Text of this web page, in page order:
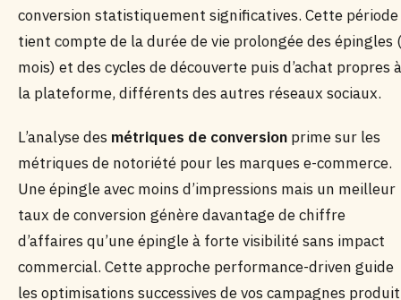
conversion statistiquement significatives. Cette période
tient compte de la durée de vie prolongée des épingles
mois) et des cycles de découverte puis d’achat propres à
la plateforme, différents des autres réseaux sociaux.
L’analyse des métriques de conversion prime sur les
métriques de notoriété pour les marques e-commerce.
Une épingle avec moins d’impressions mais un meilleur
taux de conversion génère davantage de chiffre
d’affaires qu’une épingle à forte visibilité sans impact
commercial. Cette approche performance-driven guide
les optimisations successives de vos campagnes